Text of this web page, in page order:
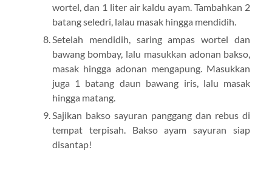
wortel, dan 1 liter air kaldu ayam. Tambahkan 2
batang seledri, lalau masak hingga mendidih.
Setelah mendidih, saring ampas wortel dan
bawang bombay, lalu masukkan adonan bakso,
masak hingga adonan mengapung. Masukkan
juga 1 batang daun bawang iris, lalu masak
hingga matang.
Sajikan bakso sayuran panggang dan rebus di
tempat terpisah. Bakso ayam sayuran siap
disantap!